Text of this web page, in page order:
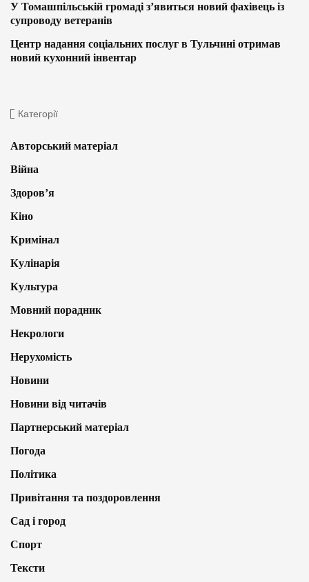
У Томашпільській громаді з’явиться новий фахівець із
супроводу ветеранів
Центр надання соціальних послуг в Тульчині отримав
новий кухонний інвентар
Категорії
Авторський матеріал
Війна
Здоров’я
Кіно
Кримінал
Кулінарія
Культура
Мовний порадник
Некрологи
Нерухомість
Новини
Новини від читачів
Партнерський матеріал
Погода
Політика
Привітання та поздоровлення
Сад і город
Спорт
Тексти